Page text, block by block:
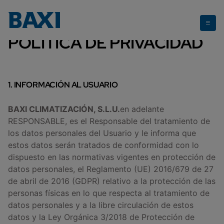
POLÍTICA DE PRIVACIDAD
1. INFORMACIÓN AL USUARIO
BAXI CLIMATIZACIÓN, S.L.U.en adelante
RESPONSABLE, es el Responsable del tratamiento de
los datos personales del Usuario y le informa que
estos datos serán tratados de conformidad con lo
dispuesto en las normativas vigentes en protección de
datos personales, el Reglamento (UE) 2016/679 de 27
de abril de 2016 (GDPR) relativo a la protección de las
personas físicas en lo que respecta al tratamiento de
datos personales y a la libre circulación de estos
datos y la Ley Orgánica 3/2018 de Protección de